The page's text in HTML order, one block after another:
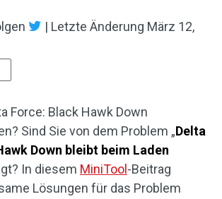
| Letzte Änderung März 12,
Force: Black Hawk Down
Sind Sie von dem Problem „Delta
Down bleibt beim Laden
In diesem MiniTool -Beitrag
Lösungen für das Problem